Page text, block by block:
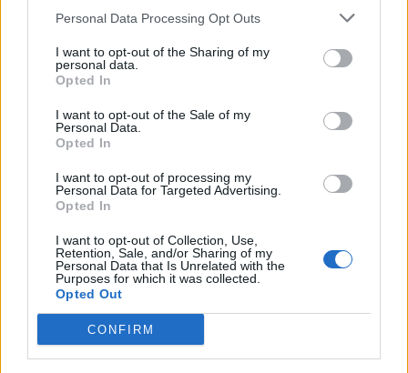
Personal Data Processing Opt Outs
I want to opt-out of the Sharing of my
personal data.
Opted In
I want to opt-out of the Sale of my
Personal Data.
Opted In
I want to opt-out of processing my
Personal Data for Targeted Advertising.
Opted In
I want to opt-out of Collection, Use,
Retention, Sale, and/or Sharing of my
Personal Data that Is Unrelated with the
Purposes for which it was collected.
Opted Out
CONFIRM
ΣΤΗΝ ΙΔΙΑ ΚΑΤΗΓΟΡΙΑ
Τα Μιστεγνά τιμούν τη
Μεταμόρφωση του Σωτήρος
Τελέσθηκε εσπερινός και
λιτάνευση της εικόνας απόψε στη
Σκάλα Μιστεγνών
Βιβλιοπαρουσίαση στον
Μανταμάδο για τη ζωή του
Νίκου Βαβούδη
Παρουσιάστηκε το μυθιστόρημα
της Σωτηρίας Μαραγκοζάκη
«Άσπρος σκύλος μαύρος σκύλος»,
εμπνευσμένο από τη διαδρομή του
Μανταμαδιώτη κομμουνιστή